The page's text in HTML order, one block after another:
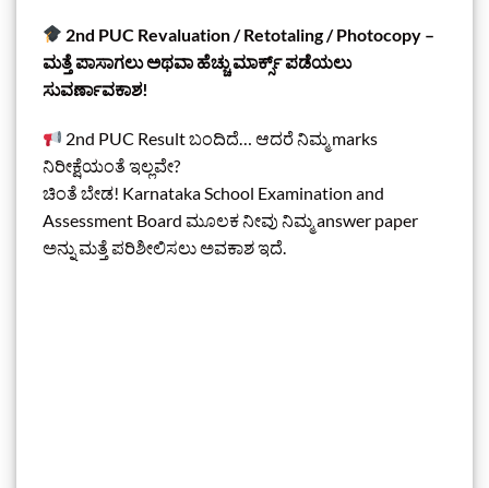
2nd PUC Revaluation / Retotaling / Photocopy –
ಮತ್ತೆ ಪಾಸಾಗಲು ಅಥವಾ ಹೆಚ್ಚು ಮಾರ್ಕ್ಸ್ ಪಡೆಯಲು
ಸುವರ್ಣಾವಕಾಶ!
2nd PUC Result ಬಂದಿದೆ… ಆದರೆ ನಿಮ್ಮ marks
ನಿರೀಕ್ಷೆಯಂತೆ ಇಲ್ಲವೇ?
ಚಿಂತೆ ಬೇಡ! Karnataka School Examination and
Assessment Board ಮೂಲಕ ನೀವು ನಿಮ್ಮ answer paper
ಅನ್ನು ಮತ್ತೆ ಪರಿಶೀಲಿಸಲು ಅವಕಾಶ ಇದೆ.